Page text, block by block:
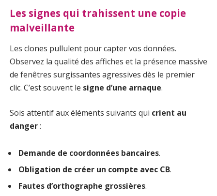
Les signes qui trahissent une copie
malveillante
Les clones pullulent pour capter vos données.
Observez la qualité des affiches et la présence massive
de fenêtres surgissantes agressives dès le premier
clic. C’est souvent le signe d’une arnaque.
Sois attentif aux éléments suivants qui crient au
danger:
Demande de coordonnées bancaires.
Obligation de créer un compte avec CB.
Fautes d’orthographe grossières.